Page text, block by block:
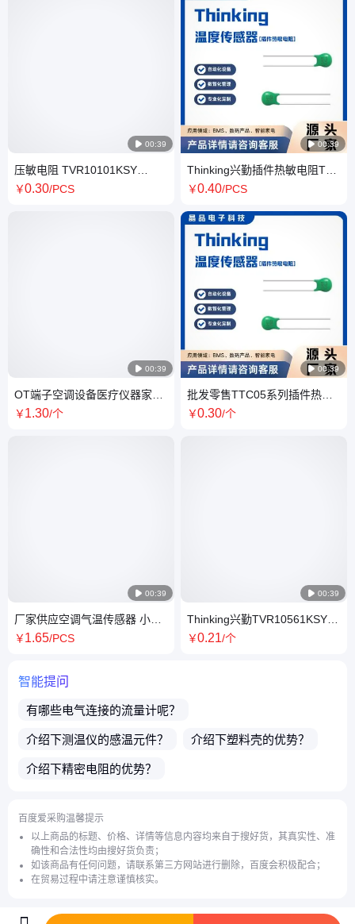
 00:39
压敏电阻 TVR10101KSY
TVR10102KSY TVR10112KSY
￥0.30/PCS
 00:39
OT端子空调设备医疗仪器家用
电器无线充温度传感器
￥1.30/个
 00:39
厂家供应空调气温传感器 小黑
头温度传感器 NTC 热敏电阻
￥1.65/PCS
 00:39
Thinking兴勤插件热敏电阻TTC
系列TTC3A103F39H1EY
￥0.40/PCS
 00:39
批发零售TTC05系列插件热敏
电阻TTC05015JSY
￥0.30/个
 00:39
Thinking兴勤TVR10561KSY
家电专用氧化锌压敏电阻
￥0.21/个
智能提问
有哪些电气连接的流量计呢？
介绍下测温仪的感温元件？ 介绍下塑料壳的优势？
介绍下精密电阻 的优势？
贵店铺主营产品有哪些？ 介绍下 传感器 的输出类型？
介绍下陶瓷管的引脚拉力强度？
百度爱采购温馨提示
以上商品的标题、价格、详情等信息内容均来自于搜好货，其真实性、准
确性和合法性均由搜好货负责；
如该商品有任何问题，请联系第三方网站进行删除，百度会积极配合；
在贸易过程中请注意谨慎核实。